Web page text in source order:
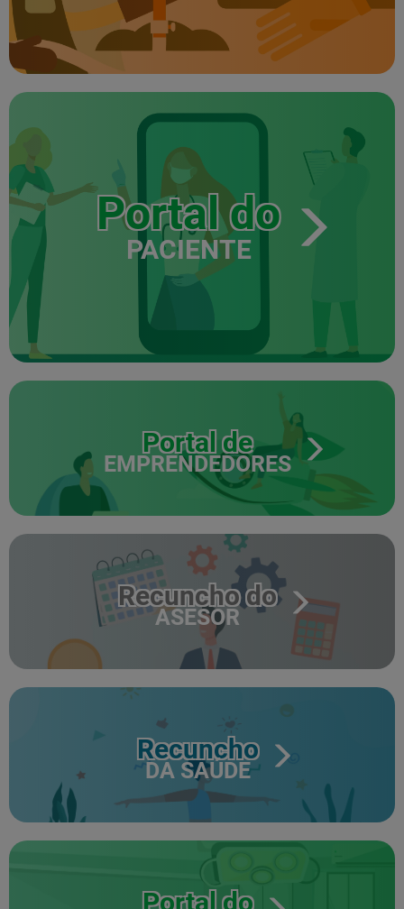
Portal do
PACIENTE
Portal de
EMPRENDEDORES
Recuncho do
ASESOR
Recuncho
DA SAÚDE
Portal do